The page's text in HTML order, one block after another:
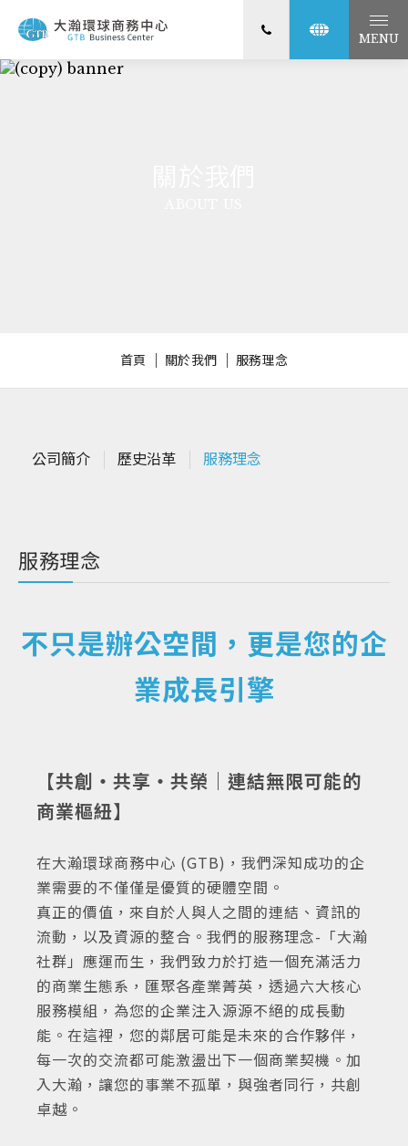
MENU
首頁 關於我們 服務理念
公司簡介 歷史沿革 服務理念
服務理念
不只是辦公空間，更是您的企
業成長引擎
【共創・共享・共榮｜連結無限可能的
商業樞紐】
在大瀚環球商務中心 (GTB)，我們深知成功的企
業需要的不僅僅是優質的硬體空間。
真正的價值，來自於人與人之間的連結、資訊的
流動，以及資源的整合。我們的服務理念-「大瀚
社群」應運而生，我們致力於打造一個充滿活力
的商業生態系，匯聚各產業菁英，透過六大核心
服務模組，為您的企業注入源源不絕的成長動
能。在這裡，您的鄰居可能是未來的合作夥伴，
每一次的交流都可能激盪出下一個商業契機。加
入大瀚，讓您的事業不孤單，與強者同行，共創
卓越。